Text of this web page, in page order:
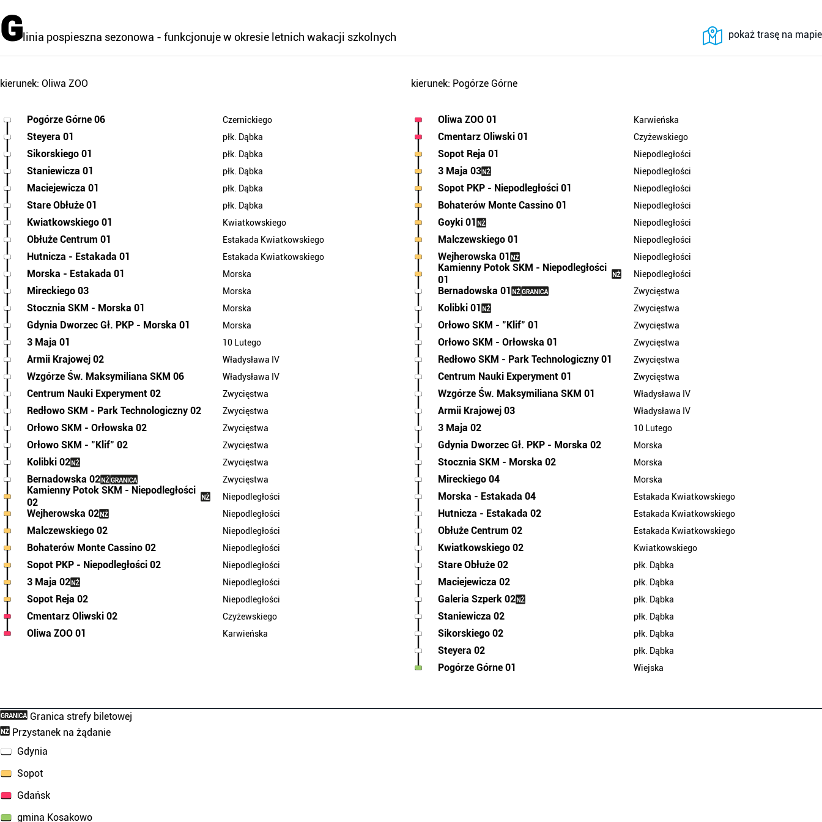
G linia pospieszna sezonowa - funkcjonuje w okresie letnich wakacji szkolnych pokaż trasę na mapie
kierunek: Oliwa ZOO
Pogórze Górne 06 Czernickiego
Steyera 01 płk. Dąbka
Sikorskiego 01 płk. Dąbka
Staniewicza 01 płk. Dąbka
Maciejewicza 01 płk. Dąbka
Stare Obłuże 01 płk. Dąbka
Kwiatkowskiego 01 Kwiatkowskiego
Obłuże Centrum 01 Estakada Kwiatkowskiego
Hutnicza - Estakada 01 Estakada Kwiatkowskiego
Morska - Estakada 01 Morska
Mireckiego 03 Morska
Stocznia SKM - Morska 01 Morska
Gdynia Dworzec Gł. PKP - Morska 01 Morska
3 Maja 01 10 Lutego
Armii Krajowej 02 Władysława IV
Wzgórze Św. Maksymiliana SKM 06 Władysława IV
Centrum Nauki Experyment 02 Zwycięstwa
Redłowo SKM - Park Technologiczny 02 Zwycięstwa
Orłowo SKM - Orłowska 02 Zwycięstwa
Orłowo SKM - "Klif" 02 Zwycięstwa
Kolibki 02 Zwycięstwa
Bernadowska 02 Zwycięstwa
Kamienny Potok SKM - Niepodległości
02
Niepodległości
Wejherowska 02 Niepodległości
Malczewskiego 02 Niepodległości
Bohaterów Monte Cassino 02 Niepodległości
Sopot PKP - Niepodległości 02 Niepodległości
3 Maja 02 Niepodległości
Sopot Reja 02 Niepodległości
Cmentarz Oliwski 02 Czyżewskiego
Oliwa ZOO 01 Karwieńska
kierunek: Pogórze Górne
Oliwa ZOO 01 Karwieńska
Cmentarz Oliwski 01 Czyżewskiego
Sopot Reja 01 Niepodległości
3 Maja 03 Niepodległości
Sopot PKP - Niepodległości 01 Niepodległości
Bohaterów Monte Cassino 01 Niepodległości
Goyki 01 Niepodległości
Malczewskiego 01 Niepodległości
Wejherowska 01 Niepodległości
Kamienny Potok SKM - Niepodległości
01
Niepodległości
Bernadowska 01 Zwycięstwa
Kolibki 01 Zwycięstwa
Orłowo SKM - "Klif" 01 Zwycięstwa
Orłowo SKM - Orłowska 01 Zwycięstwa
Redłowo SKM - Park Technologiczny 01 Zwycięstwa
Centrum Nauki Experyment 01 Zwycięstwa
Wzgórze Św. Maksymiliana SKM 01 Władysława IV
Armii Krajowej 03 Władysława IV
3 Maja 02 10 Lutego
Gdynia Dworzec Gł. PKP - Morska 02 Morska
Stocznia SKM - Morska 02 Morska
Mireckiego 04 Morska
Morska - Estakada 04 Estakada Kwiatkowskiego
Hutnicza - Estakada 02 Estakada Kwiatkowskiego
Obłuże Centrum 02 Estakada Kwiatkowskiego
Kwiatkowskiego 02 Kwiatkowskiego
Stare Obłuże 02 płk. Dąbka
Maciejewicza 02 płk. Dąbka
Galeria Szperk 02 płk. Dąbka
Staniewicza 02 płk. Dąbka
Sikorskiego 02 płk. Dąbka
Steyera 02 płk. Dąbka
Pogórze Górne 01 Wiejska
Granica strefy biletowej
Przystanek na żądanie
Gdynia
Sopot
Gdańsk
gmina Kosakowo